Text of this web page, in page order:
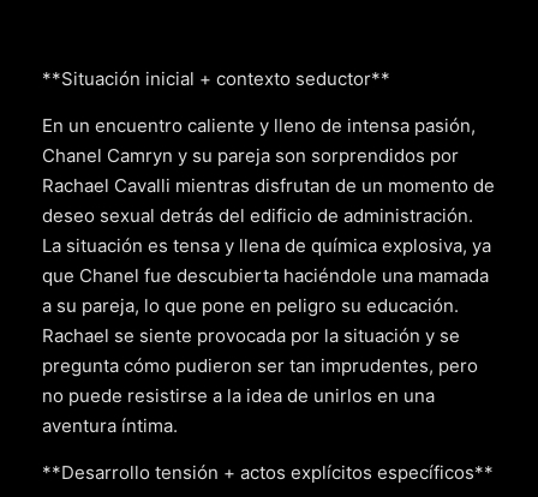
**Situación inicial + contexto seductor**
En un encuentro caliente y lleno de intensa pasión,
Chanel Camryn y su pareja son sorprendidos por
Rachael Cavalli mientras disfrutan de un momento de
deseo sexual detrás del edificio de administración.
La situación es tensa y llena de química explosiva, ya
que Chanel fue descubierta haciéndole una mamada
a su pareja, lo que pone en peligro su educación.
Rachael se siente provocada por la situación y se
pregunta cómo pudieron ser tan imprudentes, pero
no puede resistirse a la idea de unirlos en una
aventura íntima.
**Desarrollo tensión + actos explícitos específicos**